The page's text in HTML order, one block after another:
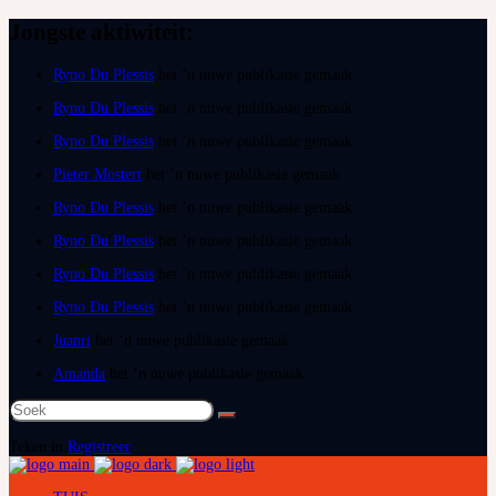
Ryno Du Plessis
Ryno Du Plessis
Ryno Du Plessis
Pieter Mostert
Ryno Du Plessis
Ryno Du Plessis
Ryno Du Plessis
Ryno Du Plessis
Juanri
Amanda
Soek
na:
Registreer